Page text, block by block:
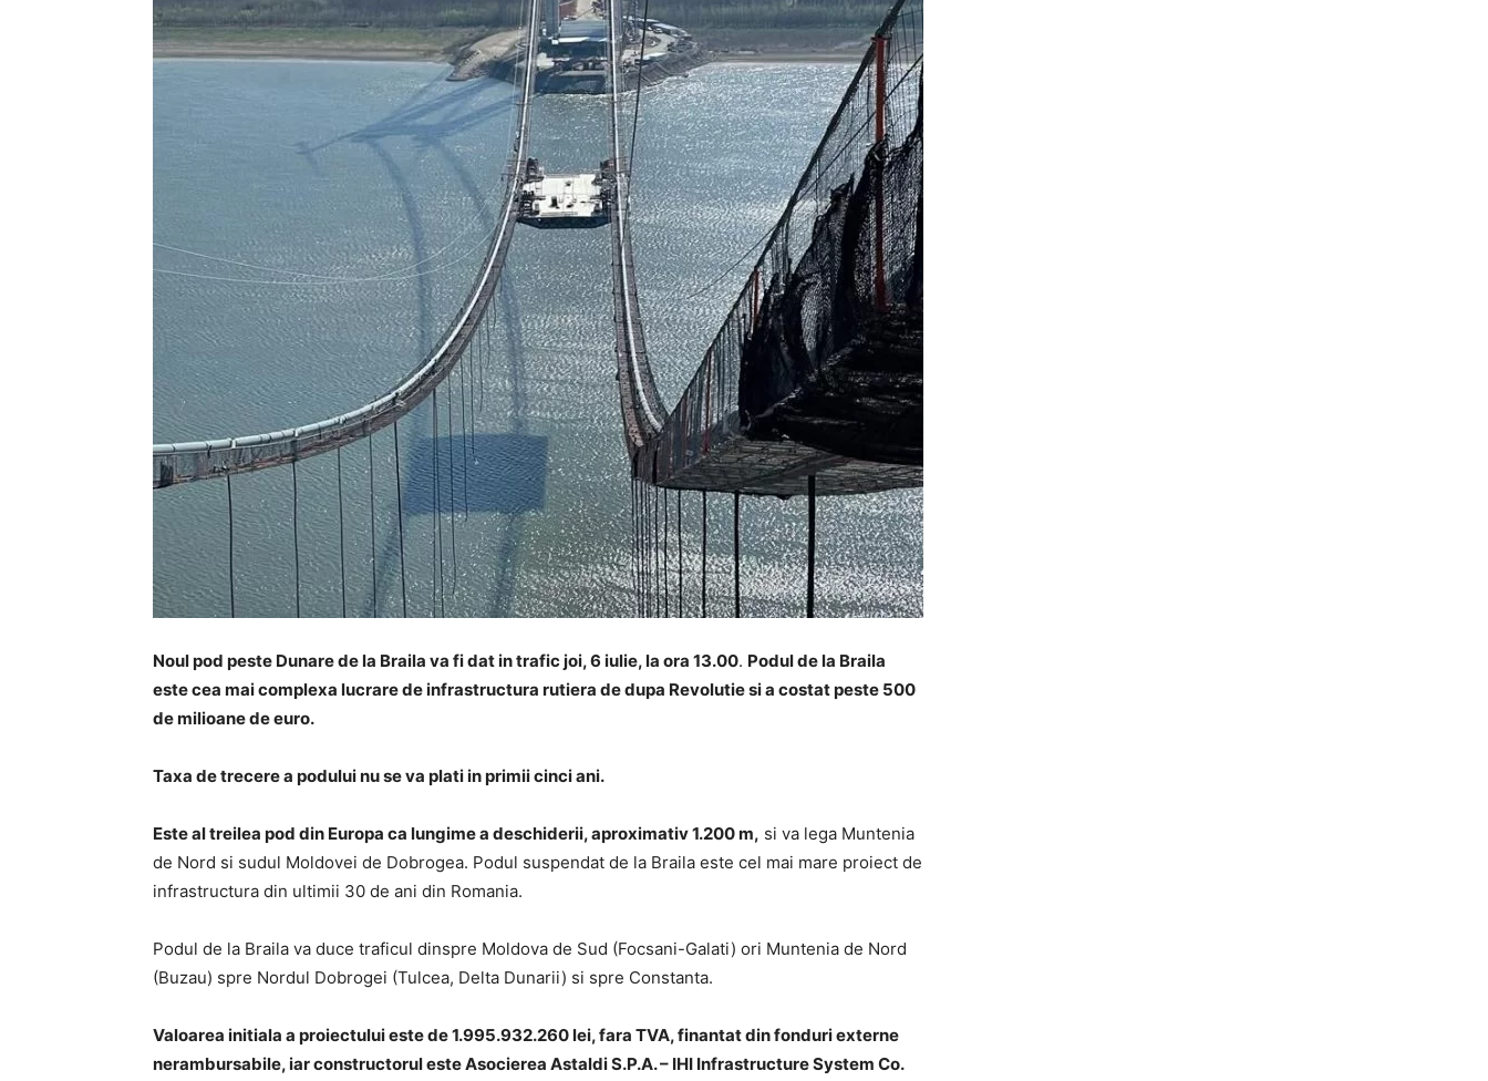
Noul pod peste Dunare de la Braila va fi dat in trafic joi, 6 iulie, la ora 13.00. Podul de la Braila
este cea mai complexa lucrare de infrastructura rutiera de dupa Revolutie si a costat peste 500
de milioane de euro.
Taxa de trecere a podului nu se va plati in primii cinci ani.
Este al treilea pod din Europa ca lungime a deschiderii, aproximativ 1.200 m, si va lega Muntenia
de Nord si sudul Moldovei de Dobrogea. Podul suspendat de la Braila este cel mai mare proiect de
infrastructura din ultimii 30 de ani din Romania.
Podul de la Braila va duce traficul dinspre Moldova de Sud (Focsani-Galati) ori Muntenia de Nord
(Buzau) spre Nordul Dobrogei (Tulcea, Delta Dunarii) si spre Constanta.
Valoarea initiala a proiectului este de 1.995.932.260 lei, fara TVA, finantat din fonduri externe
nerambursabile, iar constructorul este Asocierea Astaldi S.P.A. – IHI Infrastructure System Co.